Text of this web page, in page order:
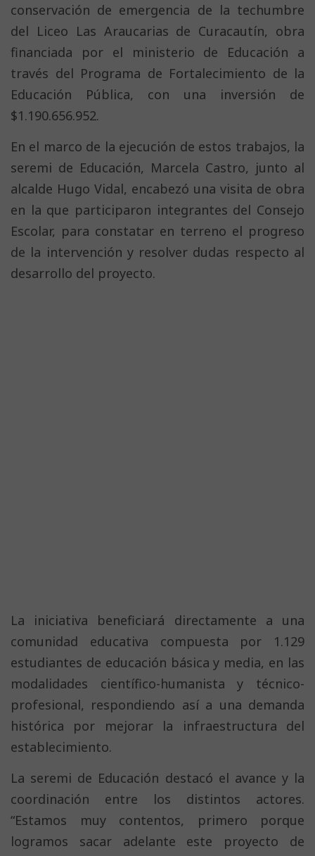
conservación de emergencia de la techumbre
del Liceo Las Araucarias de Curacautín, obra
financiada por el ministerio de Educación a
través del Programa de Fortalecimiento de la
Educación Pública, con una inversión de
$1.190.656.952.
En el marco de la ejecución de estos trabajos, la
seremi de Educación, Marcela Castro, junto al
alcalde Hugo Vidal, encabezó una visita de obra
en la que participaron integrantes del Consejo
Escolar, para constatar en terreno el progreso
de la intervención y resolver dudas respecto al
desarrollo del proyecto.
La iniciativa beneficiará directamente a una
comunidad educativa compuesta por 1.129
estudiantes de educación básica y media, en las
modalidades científico-humanista y técnico-
profesional, respondiendo así a una demanda
histórica por mejorar la infraestructura del
establecimiento.
La seremi de Educación destacó el avance y la
coordinación entre los distintos actores.
“Estamos muy contentos, primero porque
logramos sacar adelante este proyecto de